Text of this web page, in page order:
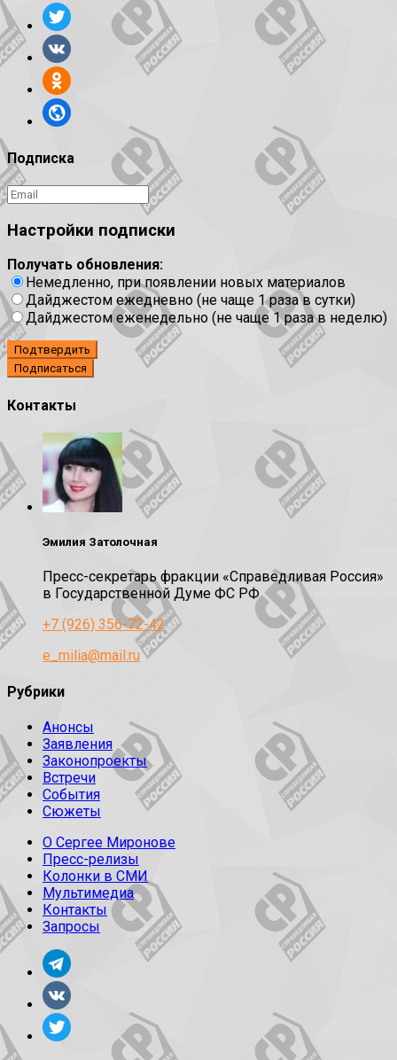
Подписка
Настройки подписки
Получать обновления:
Немедленно, при появлении новых материалов
Дайджестом ежедневно (не чаще 1 раза в сутки)
Дайджестом еженедельно (не чаще 1 раза в неделю)
Подтвердить
Контакты
Эмилия Затолочная
Пресс-секретарь фракции «Справедливая Россия»
в Государственной Думе ФС РФ
+7 (926) 356-72-42
e_milia@mail.ru
Рубрики
Анонсы
Заявления
Законопроекты
Встречи
События
Сюжеты
О Сергее Миронове
Пресс-релизы
Колонки в СМИ
Мультимедиа
Контакты
Запросы